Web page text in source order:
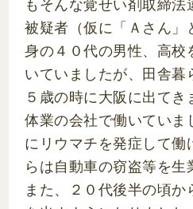
もそんな覚せい剤取締法
被疑者（仮に「Ａさん」
身の４０代の男性、高校
いていましたが、田舎暮
５歳の時に大阪に出て
体業の会社で働いていま
にリウマチを発症して働
らは自動車の窃盗等を生
また、２０代後半の頃か